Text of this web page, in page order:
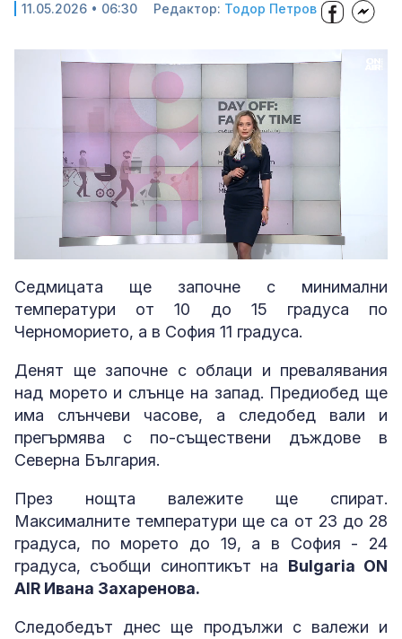
11.05.2026 • 06:30 Редактор: Тодор Петров
Unmute Loaded :
Седмицата ще започне с минимални
температури от 10 до 15 градуса по
Черноморието, а в София 11 градуса.
Денят ще започне с облаци и превалявания
над морето и слънце на запад. Предиобед ще
има слънчеви часове, а следобед вали и
прегърмява с по-съществени дъждове в
Северна България.
През нощта валежите ще спират.
Максималните температури ще са от 23 до 28
градуса, по морето до 19, а в София - 24
градуса, съобщи синоптикът на Bulgaria ON
AIR Ивана Захаренова.
Следобедът днес ще продължи с валежи и